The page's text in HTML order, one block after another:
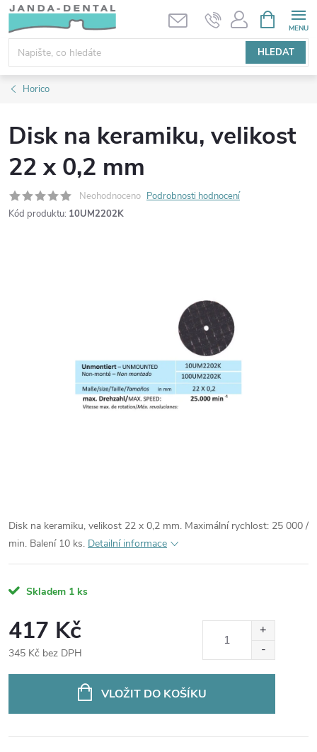
Přejít
obsah
HLEDAT
NÁKUPNÍ
KOŠÍK
Horico
Disk na keramiku, velikost
22 x 0,2 mm
Neohodnoceno Podrobnosti hodnocení
Kód produktu: 10UM2202K
Disk na keramiku, velikost 22 x 0,2 mm. Maximální rychlost: 25 000 /
min. Balení 10 ks. Detailní informace
Skladem 1 ks
417 Kč
345 Kč bez DPH
VLOŽIT DO KOŠÍKU